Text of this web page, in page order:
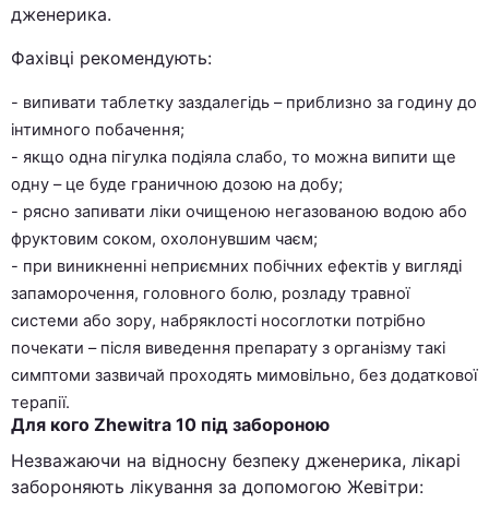
дженерика.
Фахівці рекомендують:
- випивати таблетку заздалегідь – приблизно за годину до
інтимного побачення;
- якщо одна пігулка подіяла слабо, то можна випити ще
одну – це буде граничною дозою на добу;
- рясно запивати ліки очищеною негазованою водою або
фруктовим соком, охолонувшим чаєм;
- при виникненні неприємних побічних ефектів у вигляді
запаморочення, головного болю, розладу травної
системи або зору, набряклості носоглотки потрібно
почекати – після виведення препарату з організму такі
симптоми зазвичай проходять мимовільно, без додаткової
терапії.
Для кого Zhewitra 10 під забороною
Незважаючи на відносну безпеку дженерика, лікарі
забороняють лікування за допомогою Жевітри: